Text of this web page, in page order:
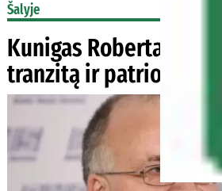
Šalyje
Kunigas Robertas
tranzitą ir patriotizmą